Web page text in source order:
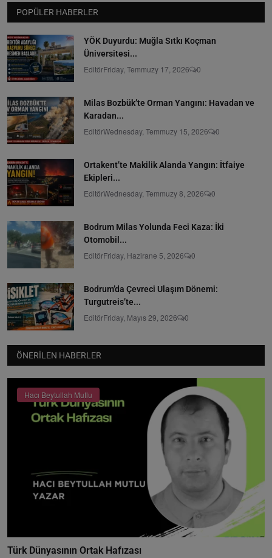
POPÜLER HABERLER
YÖK Duyurdu: Muğla Sıtkı Koçman
Üniversitesi...
EditörFriday, Temmuzy 17, 2026 0
Milas Bozbük’te Orman Yangını: Havadan ve
Karadan...
EditörWednesday, Temmuzy 15, 2026 0
Ortakent’te Makilik Alanda Yangın: İtfaiye
Ekipleri...
EditörWednesday, Temmuzy 8, 2026 0
Bodrum Milas Yolunda Feci Kaza: İki
Otomobil...
EditörFriday, Hazirane 5, 2026 0
Bodrum’da Çevreci Ulaşım Dönemi:
Turgutreis’te...
EditörFriday, Mayıs 29, 2026 0
ÖNERILEN HABERLER
Hacı Beytullah Mutlu
Türk Dünyasının Ortak Hafızası